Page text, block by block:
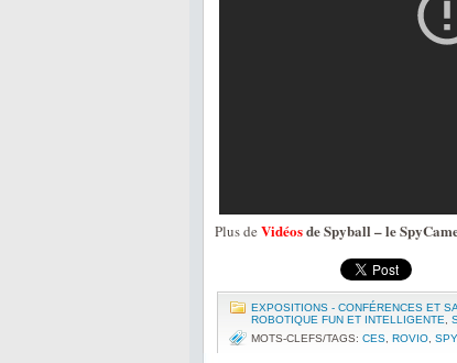
Plus de Vidéosde Spyball – le
EXPOSITIONS - CONFÉRENCES ET
ROBOTIQUE FUN ET INTELLIGENTE
MOTS-CLEFS/TAGS: CES ROVIO